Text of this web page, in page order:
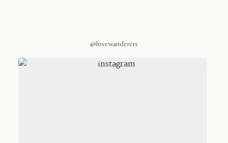
@lovewanderers